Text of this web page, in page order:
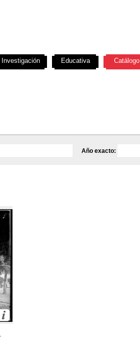
Año exacto:
Investigación Educativa Catálogo